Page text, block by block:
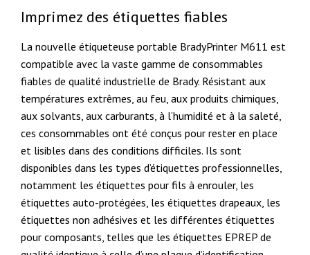
Imprimez des étiquettes fiables
La nouvelle étiqueteuse portable BradyPrinter M611 est
compatible avec la vaste gamme de consommables
fiables de qualité industrielle de Brady. Résistant aux
températures extrêmes, au feu, aux produits chimiques,
aux solvants, aux carburants, à l’humidité et à la saleté,
ces consommables ont été conçus pour rester en place
et lisibles dans des conditions difficiles. Ils sont
disponibles dans les types d’étiquettes professionnelles,
notamment les étiquettes pour fils à enrouler, les
étiquettes auto-protégées, les étiquettes drapeaux, les
étiquettes non adhésives et les différentes étiquettes
pour composants, telles que les étiquettes EPREP de